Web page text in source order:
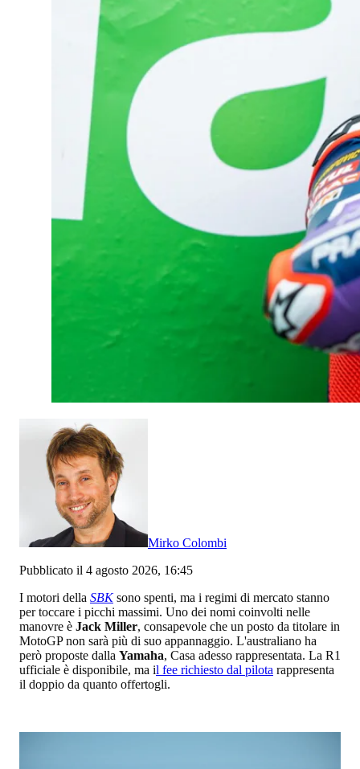
Mirko Colombi
Pubblicato il 4 agosto 2026, 16:45
I motori della SBK sono spenti, ma i regimi di mercato stanno
per toccare i picchi massimi. Uno dei nomi coinvolti nelle
manovre è Jack Miller, consapevole che un posto da titolare in
MotoGP non sarà più di suo appannaggio. L'australiano ha
però proposte dalla Yamaha, Casa adesso rappresentata. La R1
ufficiale è disponibile, ma il fee richiesto dal pilota rappresenta
il doppio da quanto offertogli.